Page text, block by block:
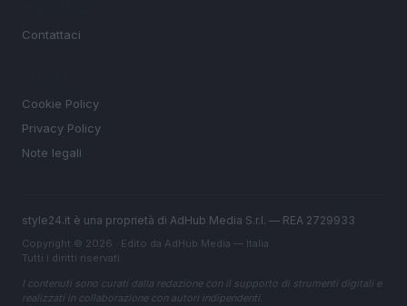
Contattaci
Cookie Policy
Privacy Policy
Note legali
style24.it è una proprietà di AdHub Media S.r.l. — REA 2729933
Copyright © 2026 · Edito da AdHub Media — Italia
Tutti i diritti riservati
I contenuti sono curati dalla redazione con il supporto di strumenti digitali e
realizzati in collaborazione con autori indipendenti.